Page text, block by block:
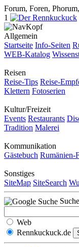
Forum, Foren,
1
Allgemein
Startseite Info-Seiten
WEB-Katalog
Reisen
Reise-Tips Reise-
Klettern Fotoserien
Kultur/Freizeit
Events Restaurants
Tradition Malerei
Kommunikation
Gästebuch Rumänien-
Sonstiges
SiteMap SiteSearch
Web
Rennkuckuck.de